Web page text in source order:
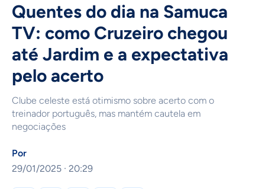
Quentes do dia na Samuca
TV: como Cruzeiro chegou
até Jardim e a expectativa
pelo acerto
Clube celeste está otimismo sobre acerto com o
treinador português, mas mantém cautela em
negociações
Por
29/01/2025 · 20:29